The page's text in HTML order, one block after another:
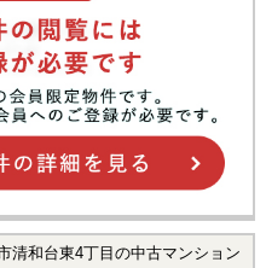
清和台東4丁目の中古マンション